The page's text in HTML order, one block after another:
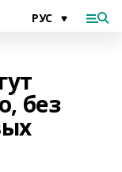
без